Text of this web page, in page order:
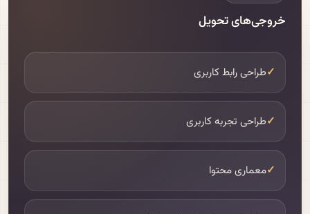
خروجی‌های تحویل
✓طراحی رابط کاربری
✓طراحی تجربه کاربری
✓معماری محتوا